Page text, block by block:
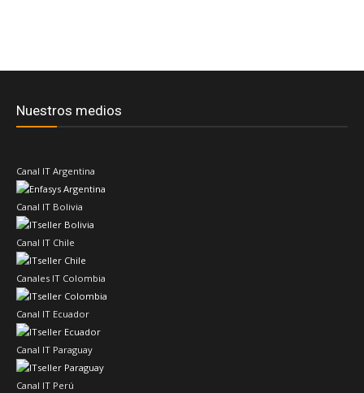
Nuestros medios
Canal IT Argentina
Canal IT Bolivia
Canal IT Chile
Canales IT Colombia
Canal IT Ecuador
Canal IT Paraguay
Canal IT Perú